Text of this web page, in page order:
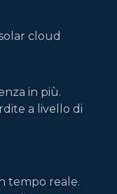
cloud
in più.
a livello di
tempo reale.